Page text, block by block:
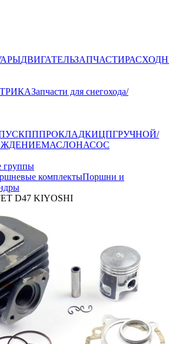
ДВИГАТЕЛЬЗАПЧАСТИ
Запчасти для снегохода/
КПППРОКЛАДКИЦПГРУЧНОЙ/
МАСЛОНАСОС
группы
комплектыПоршни и
D47 KIYOSHI